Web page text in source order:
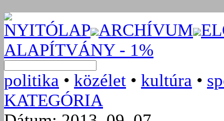
NYITÓLAP ARCHÍVUM
ALAPÍTVÁNY - 1%
politika • közélet • kultúra •
KATEGÓRIA